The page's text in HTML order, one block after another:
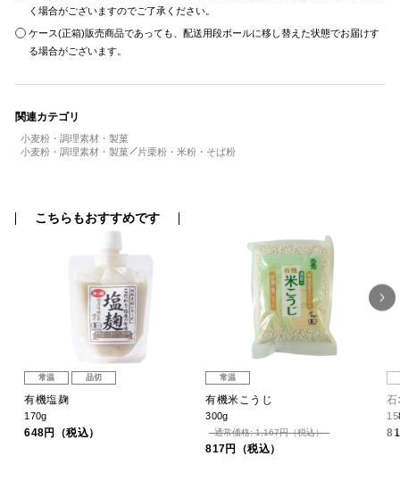
く場合がございますのでご了承ください。
ケース(正箱)販売商品であっても、配送用段ボールに移し替えた状態でお届けす
る場合がございます。
関連カテゴリ
小麦粉・調理素材・製菓
小麦粉・調理素材・製菓
片栗粉・米粉・そば粉
こちらもおすすめです
常温 品切
有機塩麹
170g
648円（税込）
常温
有機米こうじ
300g
通常価格: 1,167円（税込）
817円（税込）